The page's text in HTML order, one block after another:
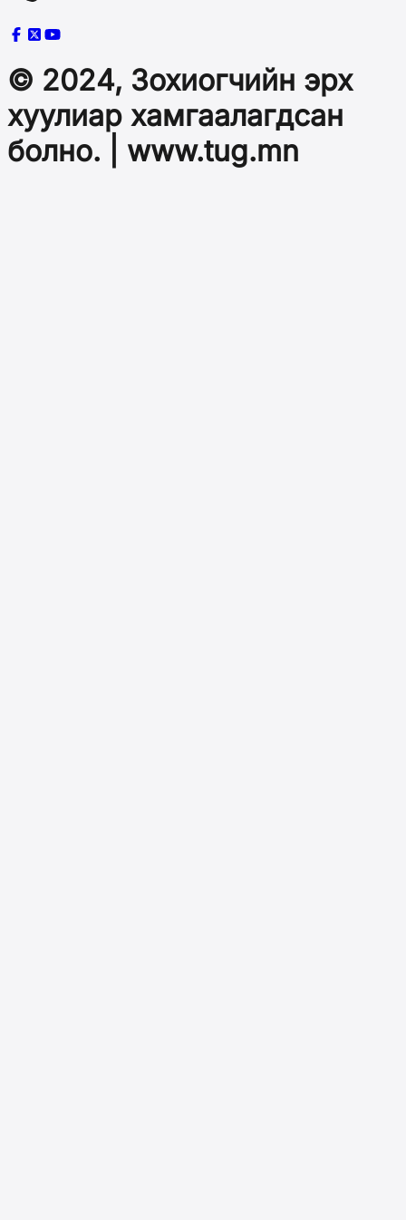
© 2024, Зохиогчийн эрх
хуулиар хамгаалагдсан
болно. | www.tug.mn